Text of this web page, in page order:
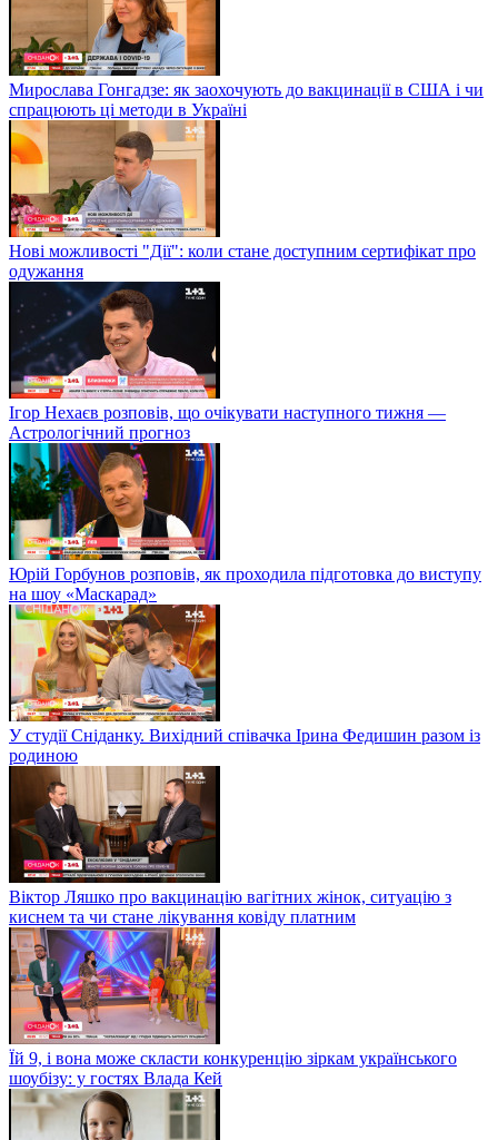
Мирослава Гонгадзе: як заохочують до вакцинації в США і чи
спрацюють ці методи в Україні
Нові можливості "Дії": коли стане доступним сертифікат про
одужання
Ігор Нехаєв розповів, що очікувати наступного тижня —
Астрологічний прогноз
Юрій Горбунов розповів, як проходила підготовка до виступу
на шоу «Маскарад»
У студії Сніданку. Вихідний співачка Ірина Федишин разом із
родиною
Віктор Ляшко про вакцинацію вагітних жінок, ситуацію з
киснем та чи стане лікування ковіду платним
Їй 9, і вона може скласти конкуренцію зіркам українського
шоубізу: у гостях Влада Кей